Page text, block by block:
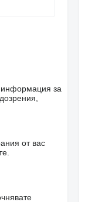
информация за
от вас